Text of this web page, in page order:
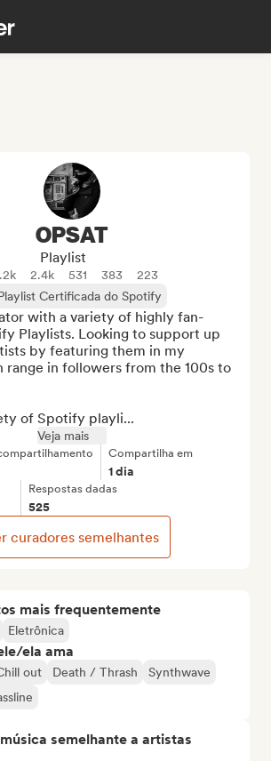
mais frequentemente
Eletrônica
ela ama
out Death / Thrash
Synthwave
semelhante a artistas
OPSAT
Playlist
2.4k 531 383
223
Certificada do Spotify
with a variety of highly fan-
Playlists. Looking to support up
by featuring them in my
range in followers from the 100s to
of Spotify playli...
Veja mais
Compartilha em
1 dia
Respostas dadas
525
curadores semelhantes